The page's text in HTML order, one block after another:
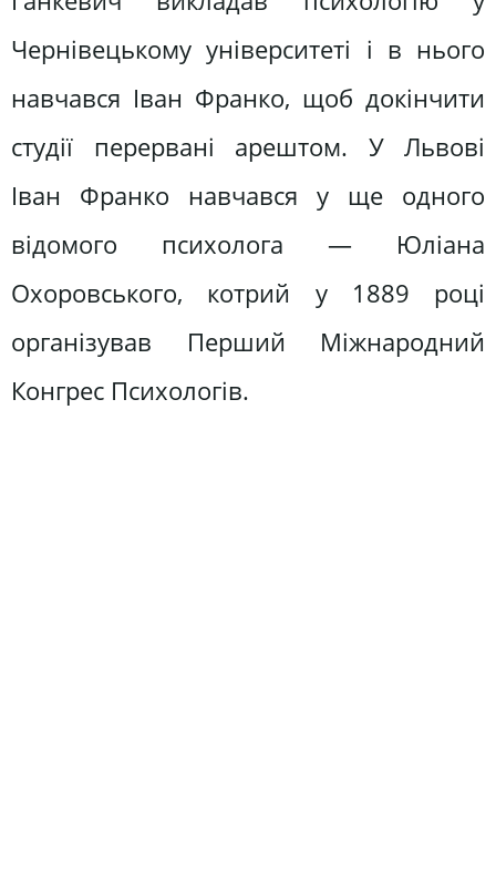
Чернівецькому університеті і в нього
навчався Іван Франко, щоб докінчити
студії перервані арештом. У Львові
Іван Франко навчався у ще одного
відомого психолога — Юліана
Охоровського, котрий у 1889 році
організував Перший Міжнародний
Конгрес Психологів.